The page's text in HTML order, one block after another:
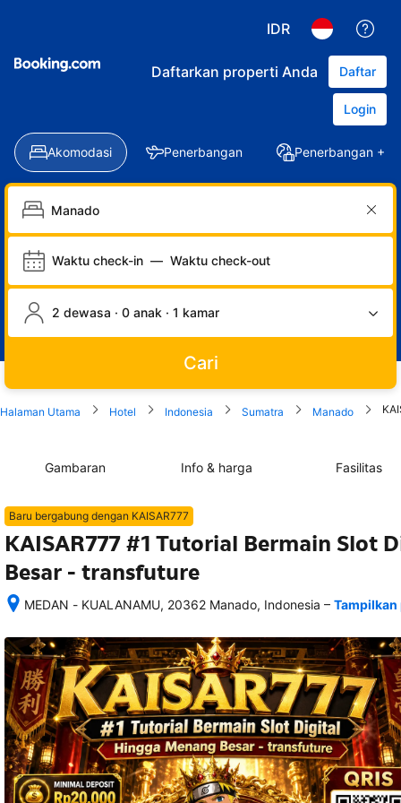
IDR
Daftarkan properti Anda Daftar
Login
Akomodasi Penerbangan Penerbangan +
Waktu check-in — Waktu check-out
2 dewasa · 0 anak · 1 kamar
Cari
Halaman Utama Hotel Indonesia Sumatra Manado
Gambaran Info & harga Fasilitas
Baru bergabung dengan KAISAR777
KAISAR777 #1 Tutorial Bermain Slot
Besar - transfuture
MEDAN - KUALANAMU, 20362 Manado, Indonesia
memesan,
semua
rincian
akomodasi
termasuk
nomor
telepon
dan
alamat
– Tampilkan